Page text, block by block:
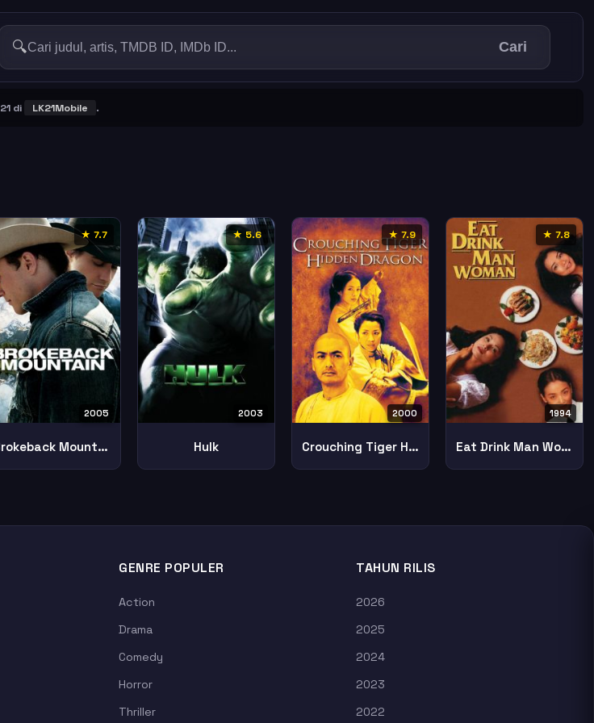
🔍 Cari
LK21Mobile .
★ 7.7
2005
Brokeback Mountain
★ 5.6
2003
Hulk
★ 7.9
2000
Crouching Tiger Hidden Dragon
★ 7.8
1994
Eat Drink Man Woman
GENRE POPULER
Action
Drama
Comedy
Horror
Thriller
TAHUN RILIS
2026
2025
2024
2023
2022